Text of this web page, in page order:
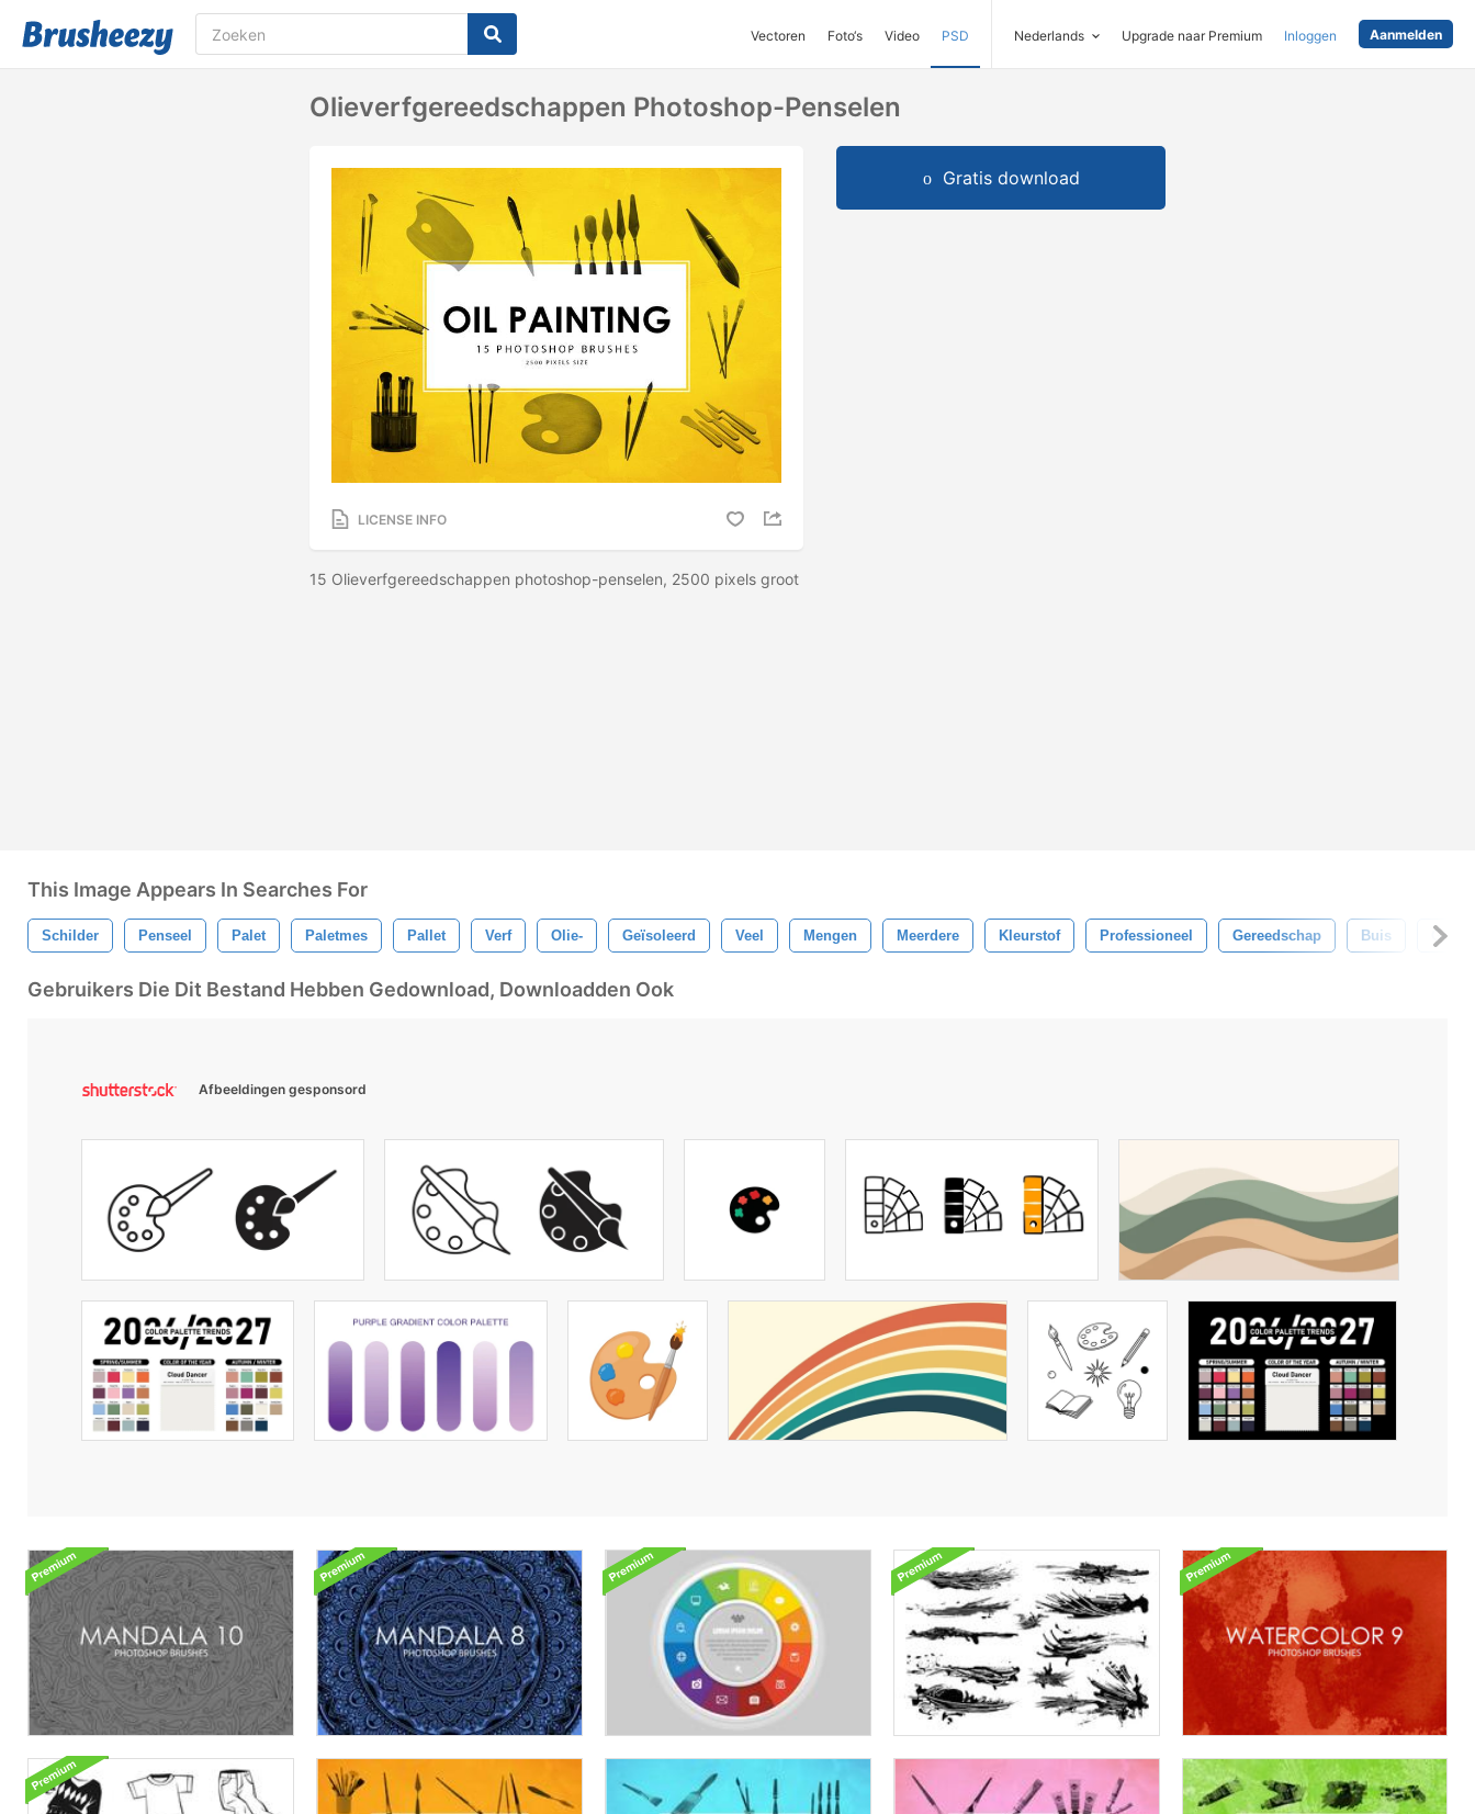
Vectoren Foto‘s Video PSD Nederlands Upgrade naar Premium Inloggen Aanmelden
Olieverfgereedschappen Photoshop-Penselen
LICENSE INFO
15 Olieverfgereedschappen photoshop-penselen, 2500 pixels groot
Gratis download
This Image Appears In Searches For
Schilder Penseel Palet Paletmes Pallet Verf Olie- Geïsoleerd Veel Mengen Meerdere Kleurstof Professioneel Gereedschap Buis
Gebruikers Die Dit Bestand Hebben Gedownload, Downloadden Ook
Afbeeldingen gesponsord